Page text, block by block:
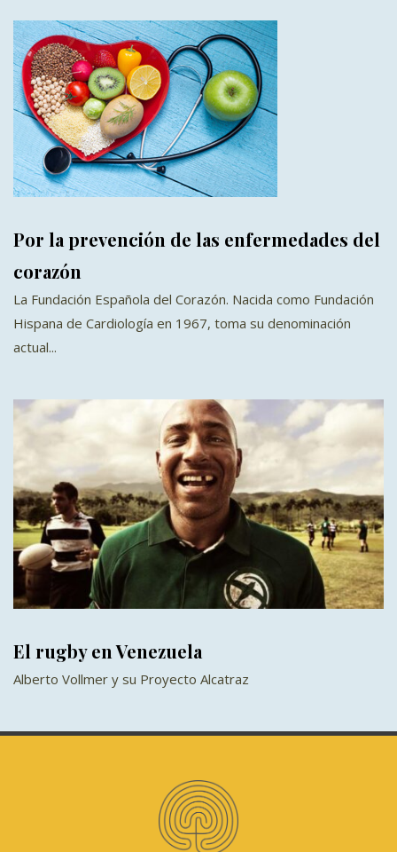
Por la prevención de las enfermedades del
corazón
La Fundación Española del Corazón. Nacida como Fundación
Hispana de Cardiología en 1967, toma su denominación
actual...
El rugby en Venezuela
Alberto Vollmer y su Proyecto Alcatraz